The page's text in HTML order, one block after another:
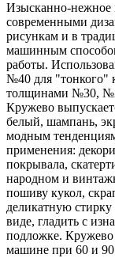
Изысканно-нежное
современными
рисункам и в
машинным
работы.
№40 для "тонкого"
толщинами №30,
Кружево
белый, шампань,
модным
применения:
покрывала,
народном и
пошиву кукол,
деликатную
виде, гладить с
подложке. Кружево
машине при 60 и